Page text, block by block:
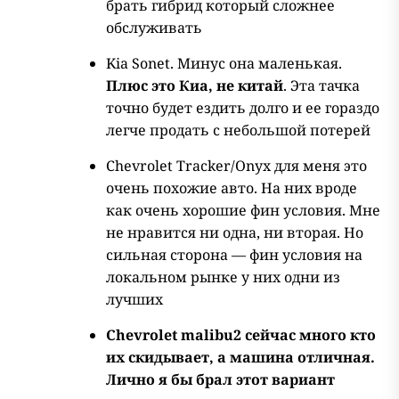
брать гибрид который сложнее
обслуживать
Kia Sonet. Минус она маленькая.
Плюс это Киа, не китай. Эта тачка
точно будет ездить долго и ее гораздо
легче продать с небольшой потерей
Chevrolet Tracker/Onyx для меня это
очень похожие авто. На них вроде
как очень хорошие фин условия. Мне
не нравится ни одна, ни вторая. Но
сильная сторона — фин условия на
локальном рынке у них одни из
лучших
Chevrolet malibu2 сейчас много кто
их скидывает, а машина отличная.
Лично я бы брал этот вариант